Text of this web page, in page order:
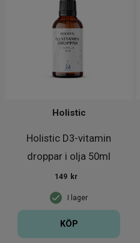
Holistic D3-vitamin
droppar i olja 50ml
Holistic
I lager
149 kr
KÖP